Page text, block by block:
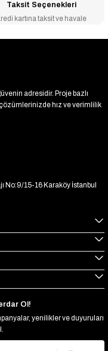
Taksit Seçenekleri
kartına taksit ve havale
adresidir. Proje bazlı
hız ve verimlilik
No:9/15-16 Karaköy İstanbul
Ol!
yenilikler ve duyuruları